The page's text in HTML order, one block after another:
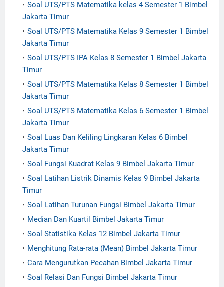
Soal UTS/PTS Matematika kelas 4 Semester 1 Bimbel
Jakarta Timur
Soal UTS/PTS Matematika Kelas 9 Semester 1 Bimbel
Jakarta Timur
Soal UTS/PTS IPA Kelas 8 Semester 1 Bimbel Jakarta
Timur
Soal UTS/PTS Matematika Kelas 8 Semester 1 Bimbel
Jakarta Timur
Soal UTS/PTS Matematika Kelas 6 Semester 1 Bimbel
Jakarta Timur
Soal Luas Dan Keliling Lingkaran Kelas 6 Bimbel
Jakarta Timur
Soal Fungsi Kuadrat Kelas 9 Bimbel Jakarta Timur
Soal Latihan Listrik Dinamis Kelas 9 Bimbel Jakarta
Timur
Soal Latihan Turunan Fungsi Bimbel Jakarta Timur
Median Dan Kuartil Bimbel Jakarta Timur
Soal Statistika Kelas 12 Bimbel Jakarta Timur
Menghitung Rata-rata (Mean) Bimbel Jakarta Timur
Cara Mengurutkan Pecahan Bimbel Jakarta Timur
Soal Relasi Dan Fungsi Bimbel Jakarta Timur